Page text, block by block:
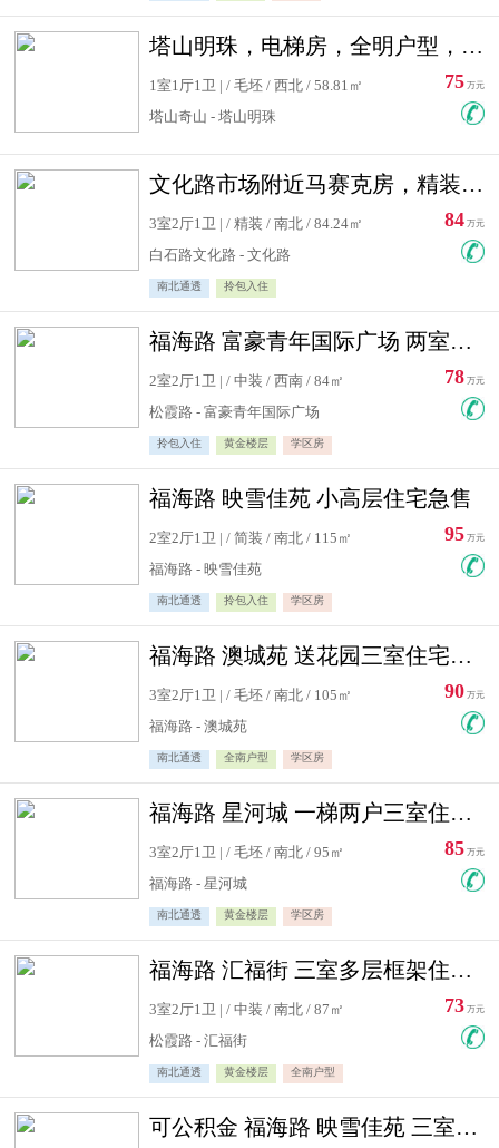
塔山明珠，电梯房，全明户型，视野好，毛坯房，看房有钥匙
1室1厅1卫 | / 毛坯 / 西北 / 58.81㎡
塔山奇山 - 塔山明珠
75 万元
文化路市场附近马赛克房，精装修三居室，南北通透，实用面积大
3室2厅1卫 | / 精装 / 南北 / 84.24㎡
白石路文化路 - 文化路
南北通透 拎包入住
84 万元
福海路 富豪青年国际广场 两室住宅急售
2室2厅1卫 | / 中装 / 西南 / 84㎡
松霞路 - 富豪青年国际广场
拎包入住 黄金楼层 学区房
78 万元
福海路 映雪佳苑 小高层住宅急售
2室2厅1卫 | / 简装 / 南北 / 115㎡
福海路 - 映雪佳苑
南北通透 拎包入住 学区房
95 万元
福海路 澳城苑 送花园三室住宅急售
3室2厅1卫 | / 毛坯 / 南北 / 105㎡
福海路 - 澳城苑
南北通透 全南户型 学区房
90 万元
福海路 星河城 一梯两户三室住宅急售
3室2厅1卫 | / 毛坯 / 南北 / 95㎡
福海路 - 星河城
南北通透 黄金楼层 学区房
85 万元
福海路 汇福街 三室多层框架住宅急售
3室2厅1卫 | / 中装 / 南北 / 87㎡
松霞路 - 汇福街
南北通透 黄金楼层 全南户型
73 万元
可公积金 福海路 映雪佳苑 三室住宅急售送小棚